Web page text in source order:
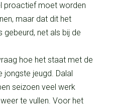
proactief moet worden
maar dat dit het
net als bij de
hoe het staat met de
jeugd. Dalal
seizoen veel werk
te vullen. Voor het